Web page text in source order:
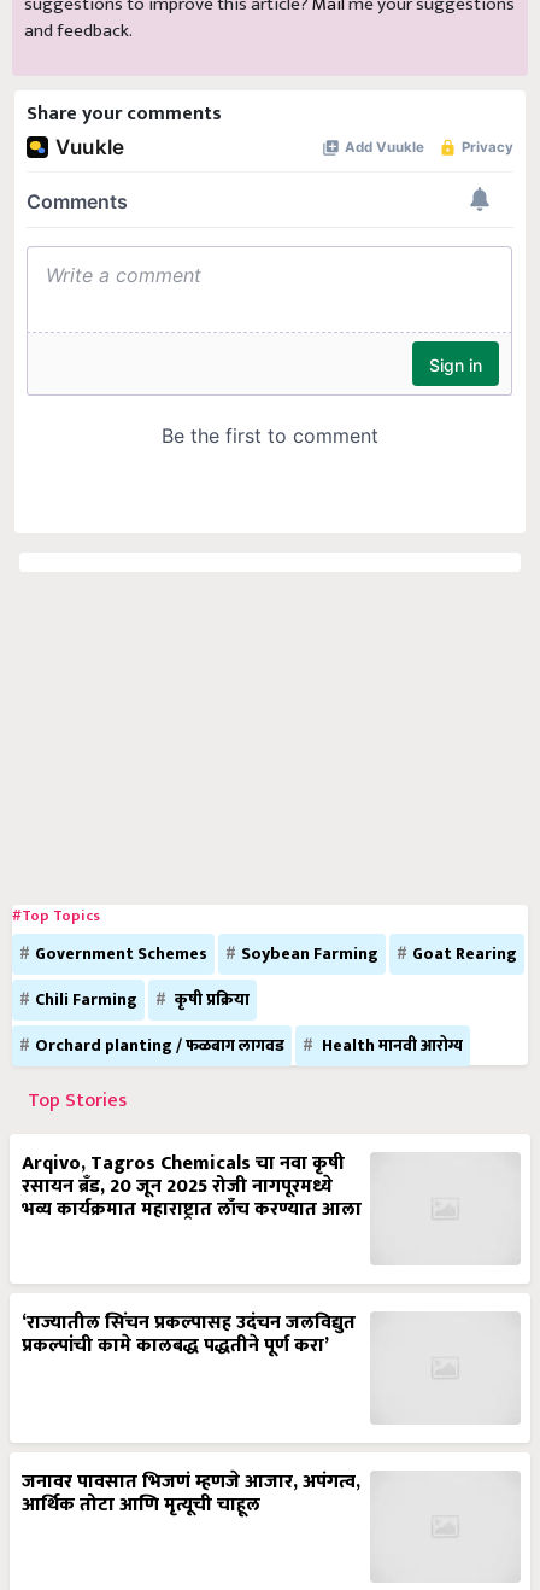
and feedback.
Share your comments
#Top Topics
Government Schemes Soybean Farming
Goat Rearing
Chili Farming
कृषी प्रक्रिया
Orchard planting / फळबाग लागवड
Health मानवी आरोग्य
Top Stories
Arqivo, Tagros Chemicals चा नवा कृषी
रसायन ब्रँड, 20 जून 2025 रोजी नागपूरमध्ये
भव्य कार्यक्रमात महाराष्ट्रात लाँच करण्यात आला
‘राज्यातील सिंचन प्रकल्पासह उदंचन जलविद्युत
प्रकल्पांची कामे कालबद्ध पद्धतीने पूर्ण करा’
जनावर पावसात भिजणं म्हणजे आजार, अपंगत्व,
आर्थिक तोटा आणि मृत्यूची चाहूल